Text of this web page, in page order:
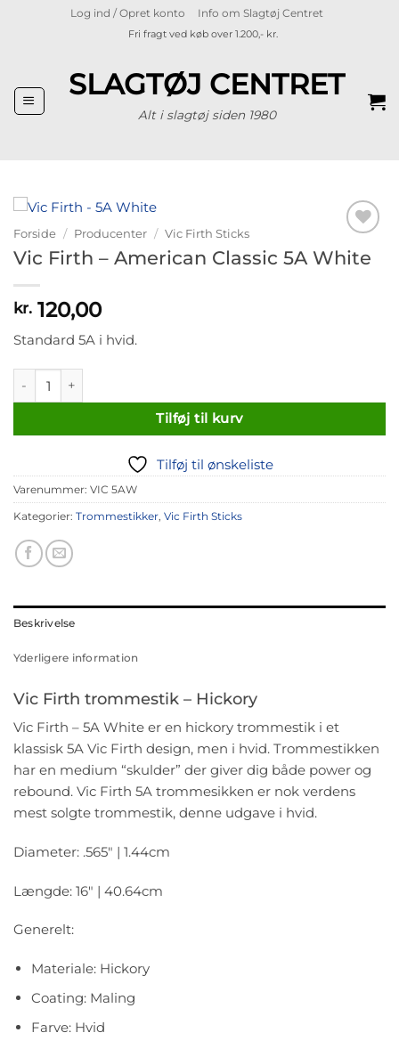
Log ind / Opret konto Info om Slagtøj Centret
Fri fragt ved køb over 1.200,- kr.
SLAGTØJ CENTRET
Alt i slagtøj siden 1980
Tilføj til
ønskeliste
Forside / Producenter / Vic Firth Sticks
Vic Firth – American Classic 5A White
kr. 120,00
Standard 5A i hvid.
Tilføj til kurv
Tilføj til ønskeliste
Varenummer: VIC 5AW
Kategorier: Trommestikker Vic Firth Sticks
Beskrivelse
Yderligere information
Vic Firth trommestik – Hickory
Vic Firth – 5A White er en hickory trommestik i et
klassisk 5A Vic Firth design, men i hvid. Trommestikken
har en medium “skulder” der giver dig både power og
rebound. Vic Firth 5A trommesikken er nok verdens
mest solgte trommestik, denne udgave i hvid.
Diameter: .565″ | 1.44cm
Længde: 16″ | 40.64cm
Generelt:
Materiale: Hickory
Coating: Maling
Farve: Hvid